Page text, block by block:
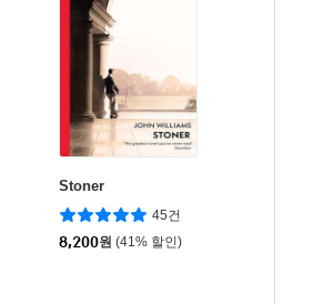
Stoner
45건
8,200원 (41% 할인)